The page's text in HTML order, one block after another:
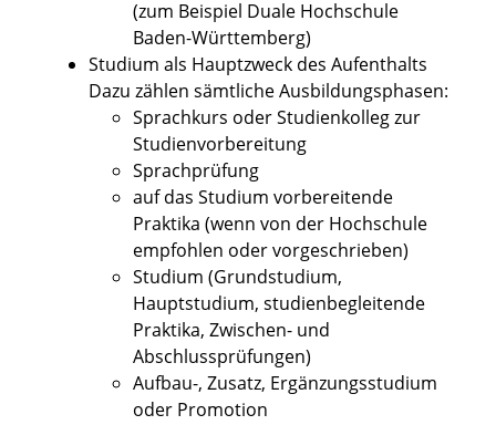
(zum Beispiel Duale Hochschule
Baden-Württemberg)
Studium als Hauptzweck des Aufenthalts
Dazu zählen sämtliche Ausbildungsphasen:
Sprachkurs oder Studienkolleg zur
Studienvorbereitung
Sprachprüfung
auf das Studium vorbereitende
Praktika (wenn von der Hochschule
empfohlen oder vorgeschrieben)
Studium (Grundstudium,
Hauptstudium, studienbegleitende
Praktika, Zwischen- und
Abschlussprüfungen)
Aufbau-, Zusatz, Ergänzungsstudium
oder Promotion